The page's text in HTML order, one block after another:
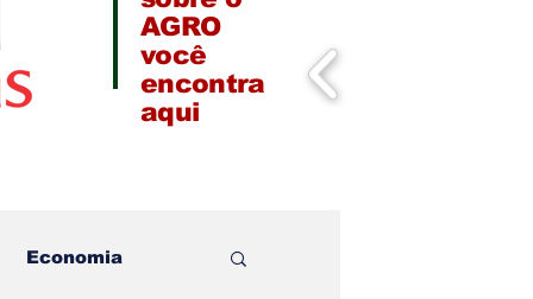
AGRO
você
encontra
aqui
Economia